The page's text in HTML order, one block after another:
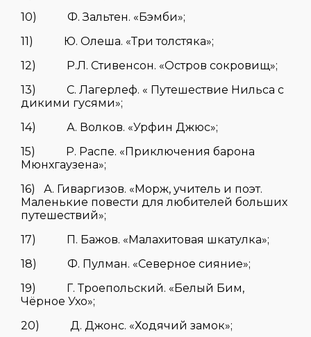
10) Ф. Зальтен. «Бэмби»;
11) Ю. Олеша. «Три толстяка»;
12) Р.Л. Стивенсон. «Остров сокровищ»;
13) С. Лагерлеф. « Путешествие Нильса с
дикими гусями»;
14) А. Волков. «Урфин Джюс»;
15) Р. Распе. «Приключения барона
Мюнхгаузена»;
16) А. Гиваргизов. «Морж, учитель и поэт.
Маленькие повести для любителей больших
путешествий»;
17) П. Бажов. «Малахитовая шкатулка»;
18) Ф. Пулман. «Северное сияние»;
19) Г. Троепольский. «Белый Бим,
Чёрное Ухо»;
20) Д. Джонс. «Ходячий замок»;